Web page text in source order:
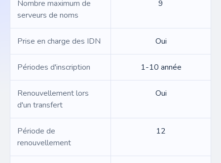
Nombre maximum de
serveurs de noms
9
Prise en charge des IDN Oui
Périodes d'inscription 1-10 année
Renouvellement lors
d'un transfert
Oui
Période de
renouvellement
12